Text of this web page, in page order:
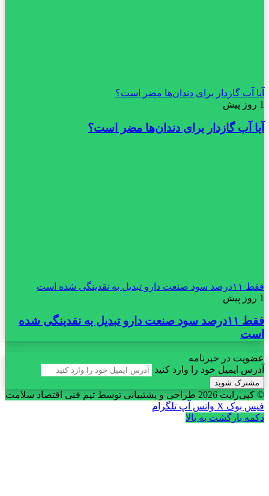
آیا آب گازدار برای دندان‌ها مضر است؟
1 روز پیش
آیا آب گازدار برای دندان‌ها مضر است؟
فقط ۱۱‌درصد سود صنعت دارو تبدیل به نقدینگی شده است
1 روز پیش
فقط ۱۱‌درصد سود صنعت دارو تبدیل به نقدینگی شده
است
عضویت در خبرنامه
آدرس ایمیل خود را وارد کنید
© کپی‌رایت 2026
طراحی و پشتیبانی توسط تیم فنی اقتصاد سلامت
فیس بوک X واتس آپ تلگرام
دکمه بازگشت به بالا